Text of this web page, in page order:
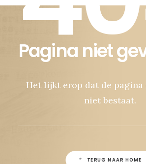
Pagina niet
Het lijkt erop dat de pagina
niet bestaat.
TERUG NAAR HOME